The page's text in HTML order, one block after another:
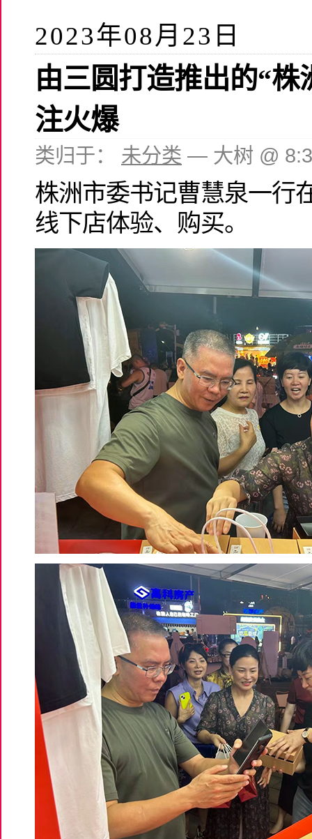
2023年08月23日
由三圆打造推出的“株
注火爆
类归于： 未分类 — 大树 @
株洲市委书记曹慧泉一行
线下店体验、购买。